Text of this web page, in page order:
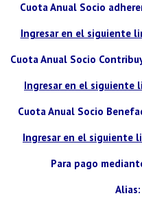
Cuota Anual Socio
Ingresar en el siguiente
Cuota Anual Socio
Ingresar en el siguiente
Cuota Anual Socio
Ingresar en el siguiente
Para pago
Alias: